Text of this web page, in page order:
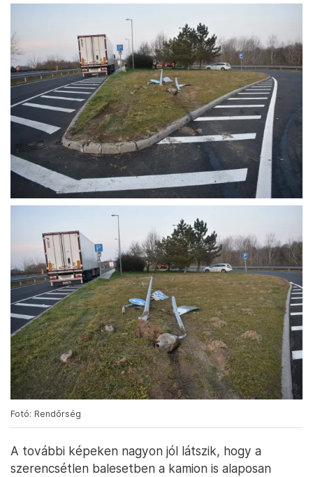
Fotó: Rendőrség
A további képeken nagyon jól látszik, hogy a
szerencsétlen balesetben a kamion is alaposan